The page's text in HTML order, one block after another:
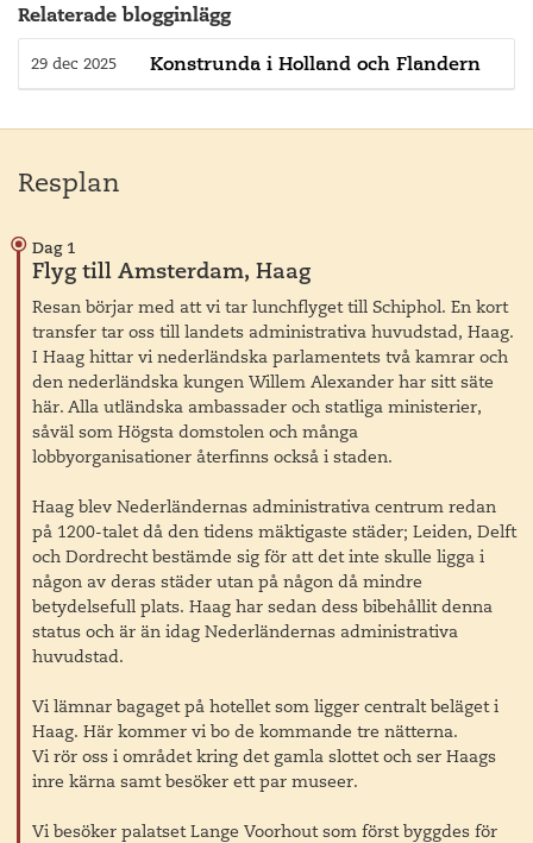
Relaterade blogginlägg
29 dec 2025 Konstrunda i Holland och Flandern
Resplan
Dag 1
Flyg till Amsterdam, Haag
Resan börjar med att vi tar lunchflyget till Schiphol. En kort
transfer tar oss till landets administrativa huvudstad, Haag.
I Haag hittar vi nederländska parlamentets två kamrar och
den nederländska kungen Willem Alexander har sitt säte
här. Alla utländska ambassader och statliga ministerier,
såväl som Högsta domstolen och många
lobbyorganisationer återfinns också i staden.
Haag blev Nederländernas administrativa centrum redan
på 1200-talet då den tidens mäktigaste städer; Leiden, Delft
och Dordrecht bestämde sig för att det inte skulle ligga i
någon av deras städer utan på någon då mindre
betydelsefull plats. Haag har sedan dess bibehållit denna
status och är än idag Nederländernas administrativa
huvudstad.
Vi lämnar bagaget på hotellet som ligger centralt beläget i
Haag. Här kommer vi bo de kommande tre nätterna.
Vi rör oss i området kring det gamla slottet och ser Haags
inre kärna samt besöker ett par museer.
Vi besöker palatset Lange Voorhout som först byggdes för